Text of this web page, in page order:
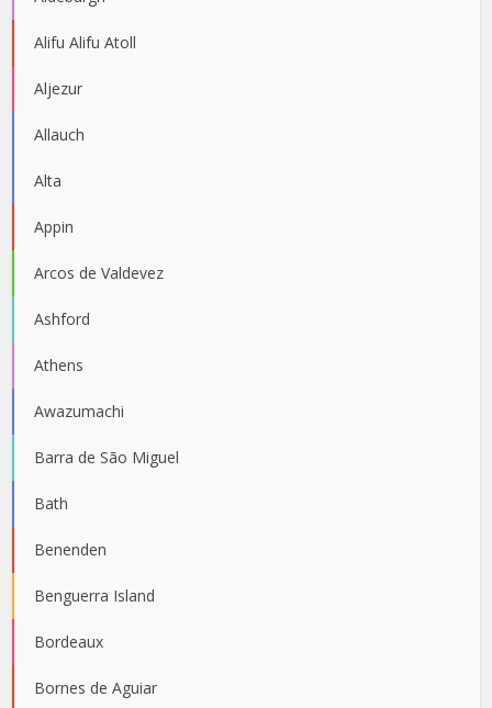
Alifu Alifu Atoll
Aljezur
Allauch
Alta
Appin
Arcos de Valdevez
Ashford
Athens
Awazumachi
Barra de São Miguel
Bath
Benenden
Benguerra Island
Bordeaux
Bornes de Aguiar